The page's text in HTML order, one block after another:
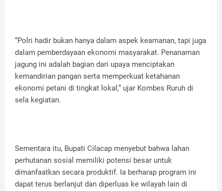
“Polri hadir bukan hanya dalam aspek keamanan, tapi juga
dalam pemberdayaan ekonomi masyarakat. Penanaman
jagung ini adalah bagian dari upaya menciptakan
kemandirian pangan serta memperkuat ketahanan
ekonomi petani di tingkat lokal,” ujar Kombes Ruruh di
sela kegiatan.
Sementara itu, Bupati Cilacap menyebut bahwa lahan
perhutanan sosial memiliki potensi besar untuk
dimanfaatkan secara produktif. Ia berharap program ini
dapat terus berlanjut dan diperluas ke wilayah lain di